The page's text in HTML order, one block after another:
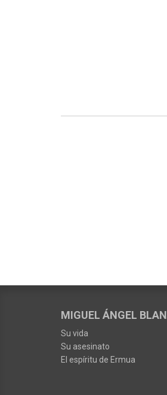
MIGUEL ÁNGEL
Su vida
Su asesinato
El espíritu de Ermua